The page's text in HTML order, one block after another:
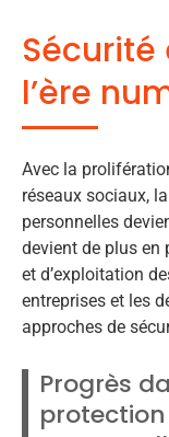
Sécurité
l’ère
Avec la
réseaux sociaux,
personnelles
devient de plus en
et d’exploitation
entreprises et les
approches de
Progrès